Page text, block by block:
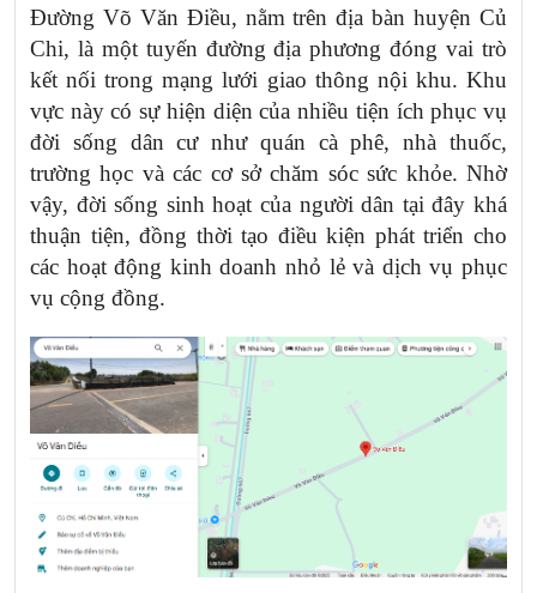
Đường Võ Văn Điều, nằm trên địa bàn huyện Củ
Chi, là một tuyến đường địa phương đóng vai trò
kết nối trong mạng lưới giao thông nội khu. Khu
vực này có sự hiện diện của nhiều tiện ích phục vụ
đời sống dân cư như quán cà phê, nhà thuốc,
trường học và các cơ sở chăm sóc sức khỏe. Nhờ
vậy, đời sống sinh hoạt của người dân tại đây khá
thuận tiện, đồng thời tạo điều kiện phát triển cho
các hoạt động kinh doanh nhỏ lẻ và dịch vụ phục
vụ cộng đồng.